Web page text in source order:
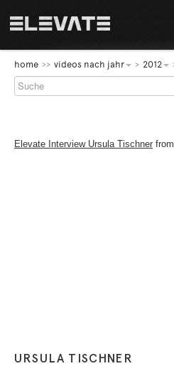
FESTIVAL
PROGRAMM
home videos nach jahr 2012
Elevate Interview Ursula Tischner from
URSULA TISCHNER